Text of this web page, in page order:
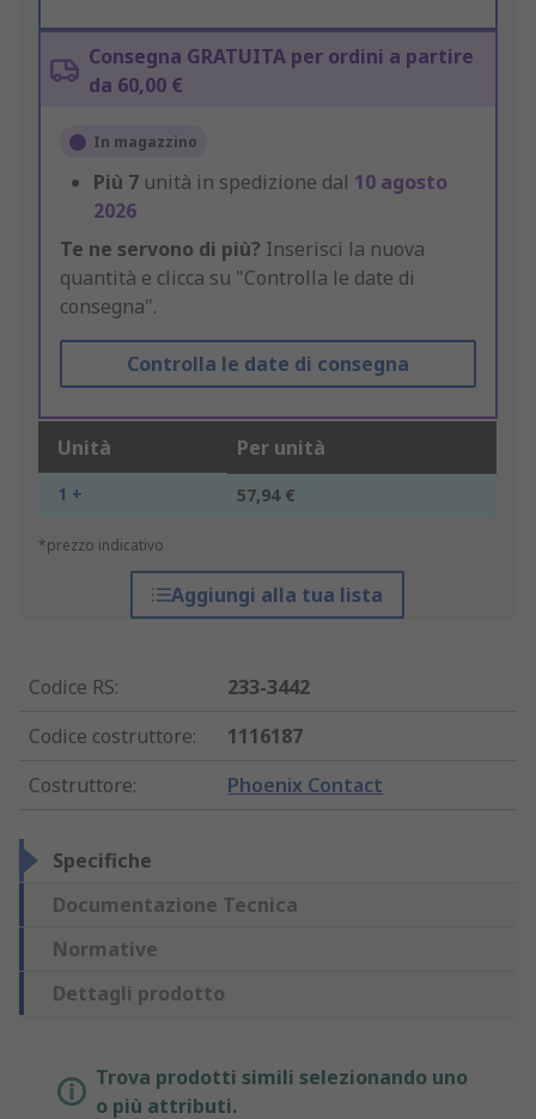
Consegna GRATUITA per ordini a partire
da 60,00 €
In magazzino
Più 7 unità in spedizione dal 10 agosto
2026
Te ne servono di più? Inserisci la nuova
quantità e clicca su "Controlla le date di
consegna".
Controlla le date di consegna
Unità Per unità
1 + 57,94 €
*prezzo indicativo
Aggiungi alla tua lista
Codice RS:
233-3442
Codice costruttore:
1116187
Costruttore: Phoenix Contact
Specifiche
Documentazione Tecnica
Normative
Dettagli prodotto
Trova prodotti simili selezionando uno
o più attributi.